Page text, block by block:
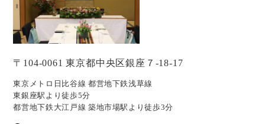
〒104-0061 東京都中央区銀座７-18-17
東京メトロ日比谷線 都営地下鉄浅草線
東銀座駅より徒歩5分
都営地下鉄大江戸線 築地市場駅より徒歩3分